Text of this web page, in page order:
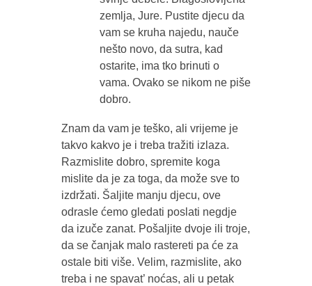
zemlja, Jure. Pustite djecu da
vam se kruha najedu, nauče
nešto novo, da sutra, kad
ostarite, ima tko brinuti o
vama. Ovako se nikom ne piše
dobro.
Znam da vam je teško, ali vrijeme je
takvo kakvo je i treba tražiti izlaza.
Razmislite dobro, spremite koga
mislite da je za toga, da može sve to
izdržati. Šaljite manju djecu, ove
odrasle ćemo gledati poslati negdje
da izuče zanat. Pošaljite dvoje ili troje,
da se čanjak malo rastereti pa će za
ostale biti više. Velim, razmislite, ako
treba i ne spavat’ noćas, ali u petak